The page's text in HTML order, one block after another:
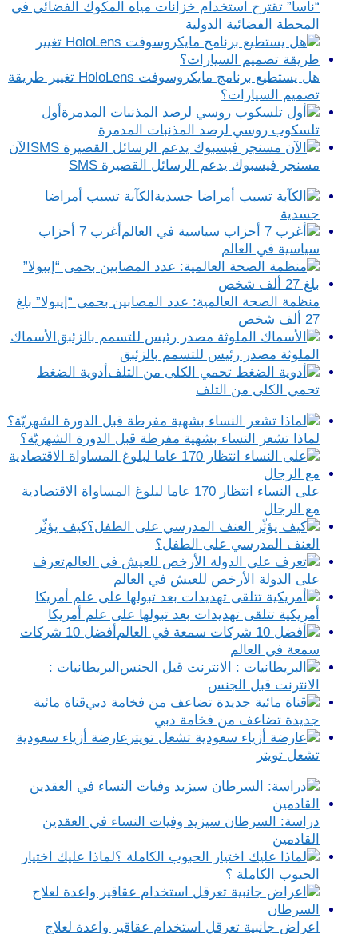
“ناسا” تقترح استخدام خزانات مياه المكوك الفضائي في
المحطة الفضائية الدولية
هل يستطيع برنامج مايكروسوفت HoloLens تغيير طريقة
تصميم السيارات؟
أول
تلسكوب روسي لرصد المذنبات المدمرة
الآن
مسنجر فيسبوك يدعم الرسائل القصيرة SMS‎
الكآبة تسبب أمراضا
جسدية
أغرب 7 أحزاب
سياسية في العالم
منظمة الصحة العالمية: عدد المصابين بحمى “إيبولا” بلغ
27 ألف شخص
الأسماك
الملوثة مصدر رئيس للتسمم بالزئبق
أدوية الضغط
تحمي الكلى من التلف
لماذا تشعر النساء بشهية مفرطة قبل الدورة الشهريّة؟
على النساء انتظار 170 عاما لبلوغ المساواة الاقتصادية
مع الرجال
كيف يؤثّر
العنف المدرسي على الطفل؟
تعرف
على الدولة الأرخص للعيش في العالم
أمريكية تتلقى تهديدات بعد تبولها على علم أمريكا
أفضل 10 شركات
سمعة في العالم
البريطانيات :
الانترنت قبل الجنس
قناة مائية
جديدة تضاعف من فخامة دبي
عارضة أزياء سعودية
تشعل تويتر
دراسة: السرطان سيزيد وفيات النساء في العقدين
القادمين
لماذا عليك اختيار
الحبوب الكاملة ؟
اعراض جانبية تعرقل استخدام عقاقير واعدة لعلاج